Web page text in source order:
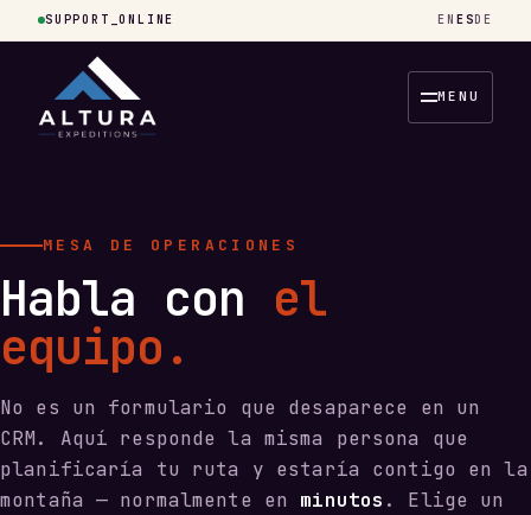
SUPPORT_ONLINE EN ESDE
MENU
MESA DE OPERACIONES
Habla con el
equipo.
No es un formulario que desaparece en un
CRM. Aquí responde la misma persona que
planificaría tu ruta y estaría contigo en la
montaña — normalmente en minutos . Elige un